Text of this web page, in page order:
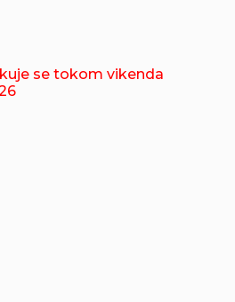
se tokom vikenda